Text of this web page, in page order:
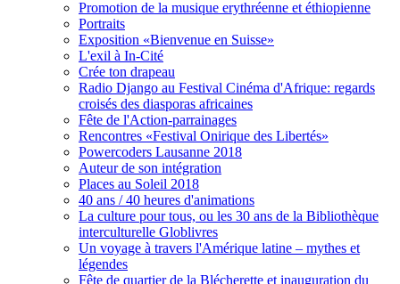
Promotion de la musique erythréenne et éthiopienne
Portraits
Exposition «Bienvenue en Suisse»
L'exil à In-Cité
Crée ton drapeau
Radio Django au Festival Cinéma d'Afrique: regards
croisés des diasporas africaines
Fête de l'Action-parrainages
Rencontres «Festival Onirique des Libertés»
Powercoders Lausanne 2018
Auteur de son intégration
Places au Soleil 2018
40 ans / 40 heures d'animations
La culture pour tous, ou les 30 ans de la Bibliothèque
interculturelle Globlivres
Un voyage à travers l'Amérique latine – mythes et
légendes
Fête de quartier de la Blécherette et inauguration du